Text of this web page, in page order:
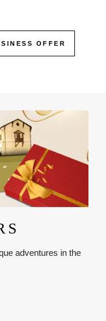
OFFER
adventures in the